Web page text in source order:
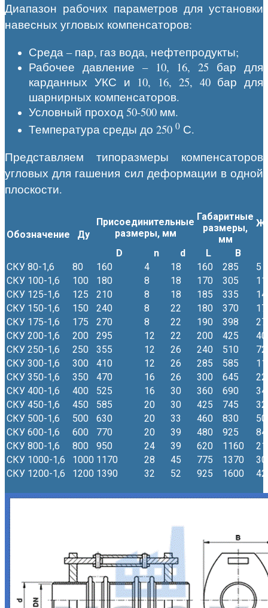
Диапазон рабочих параметров для установки
навесных угловых компенсаторов:
Среда – пар, газ вода, нефтепродукты;
Рабочее давление – 10, 16, 25 бар для
карданных УКС и 10, 16, 25, 40 бар для
шарнирных компенсаторов.
Условный проход 50-500 мм.
Температура среды до 250 0 С.
Представляем типоразмеры компенсаторов
угловых для гашения сил деформации в одной
плоскости.
Обозначение Ду
Присоединительные
размеры, мм
Габаритные
размеры,
мм
D n d L
B
СКУ 80-1,6
80 160 4 18 160 285
5
СКУ 100-1,6
100 180 8 18 170 305
11
СКУ 125-1,6
125 210 8 18 185 335
14
СКУ 150-1,6
150 240 8 22 180 370
17
СКУ 175-1,6
175 270 8 22 190 398
27
СКУ 200-1,6
200 295 12 22 200 425
40
СКУ 250-1,6
250 355 12 26 240 510
72
СКУ 300-1,6
300 410 12 26 285 585
СКУ 350-1,6
350 470 16 26 300 645
СКУ 400-1,6
400 525 16 30 360 690
СКУ 450-1,6
450 585 20 30 425 745
СКУ 500-1,6
500 630 20 33 460 830
СКУ 600-1,6
600 770 20 39 480 925
СКУ 800-1,6
800 950 24 39 620 1160
СКУ 1000-1,6
1000 1170 28 45 775 1370
СКУ 1200-1,6
1200 1390 32 52 925 1600